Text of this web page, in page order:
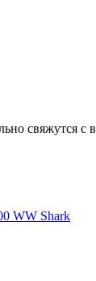
свяжутся с
WW Shark